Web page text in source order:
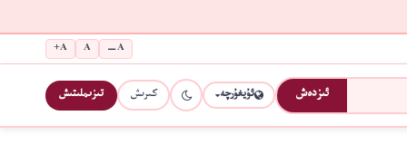
A−
A
A+
ئىزدەش ئۇيغۇرچە كىرىش تىزىملىتىش